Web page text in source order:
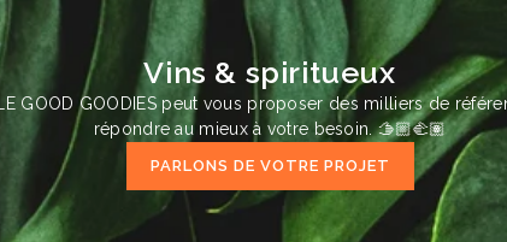
♻️
Vins & spiritueux
GOOD GOODIES peut vous proposer des milliers de
répondre au mieux à votre besoin. 🫱🏼‍🫲🏽
PARLONS DE VOTRE PROJET